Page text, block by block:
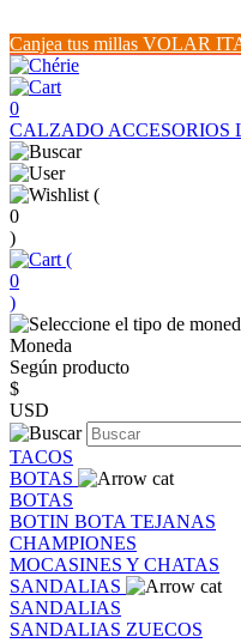
Canjea tus millas VOLAR
0
CALZADO ACCESORIOS
(
0
)
(
0
)
Moneda
Según producto
$
USD
TACOS
BOTAS
BOTAS
BOTIN BOTA TEJANAS
CHAMPIONES
MOCASINES Y CHATAS
SANDALIAS
SANDALIAS
SANDALIAS ZUECOS